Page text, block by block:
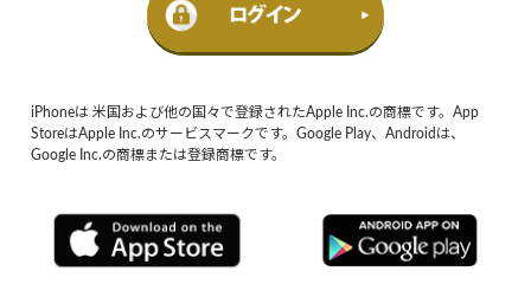
iPhoneは 米国および他の国々で登録されたApple Inc.の商標です。App
StoreはApple Inc.のサービスマークです。Google Play、Androidは、
Google Inc.の商標または登録商標です。